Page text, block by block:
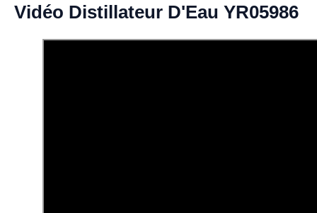
Vidéo Distillateur D'Eau YR05986